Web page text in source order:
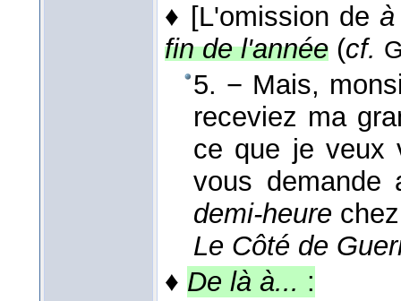
♦ [L'omission de à
fin de l'année (cf.
5. − Mais,
receviez ma
ce que je veux
vous
demi-heure
Le Côté de
♦ De là à... :